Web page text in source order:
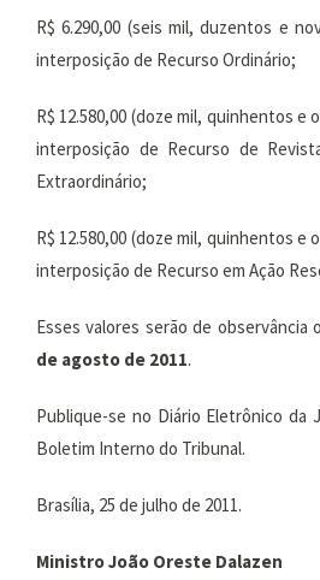
R$ 6.290,00 (seis mil, duzentos e
interposição de Recurso Ordinário;
R$ 12.580,00 (doze mil, quinhentos e
interposição de Recurso de
Extraordinário;
R$ 12.580,00 (doze mil, quinhentos e
interposição de Recurso em Ação
Esses valores serão de observância
de agosto de 2011.
Publique-se no Diário Eletrônico da
Boletim Interno do Tribunal.
Brasília, 25 de julho de 2011.
Ministro João Oreste Dalazen